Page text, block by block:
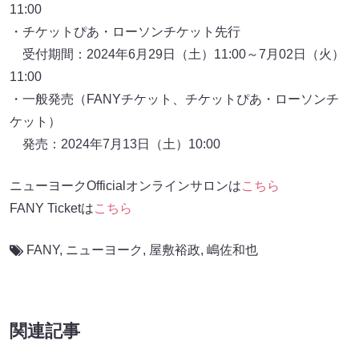
11:00
・チケットぴあ・ローソンチケット先行
受付期間：2024年6月29日（土）11:00～7月02日（火）
11:00
・一般発売（FANYチケット、チケットぴあ・ローソンチ
ケット）
発売：2024年7月13日（土）10:00
ニューヨークOfficialオンラインサロンはこちら
FANY Ticketはこちら
FANY, ニューヨーク , 屋敷裕政, 嶋佐和也
関連記事